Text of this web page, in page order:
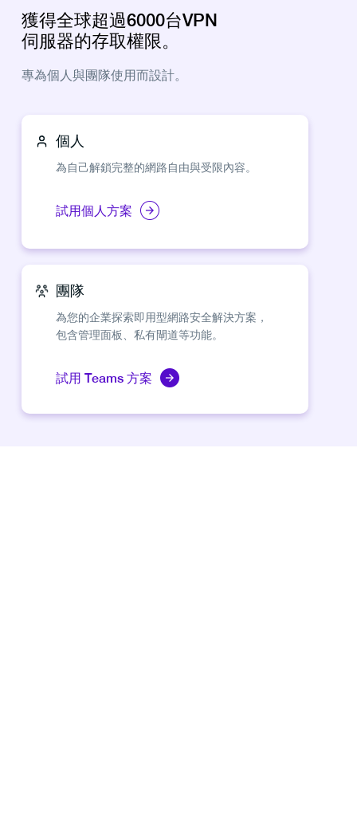
獲得全球超過6000台VPN
伺服器的存取權限。
專為個人與團隊使用而設計。
個人
為自己解鎖完整的網路自由與受限內容。
試用個人方案
團隊
為您的企業探索即用型網路安全解決方案，
包含管理面板、私有閘道等功能。
試用 Teams 方案